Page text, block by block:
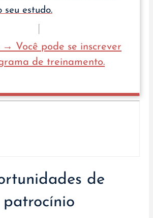
seu estudo.
→ Você pode se inscrever
de treinamento.
de
patrocínio